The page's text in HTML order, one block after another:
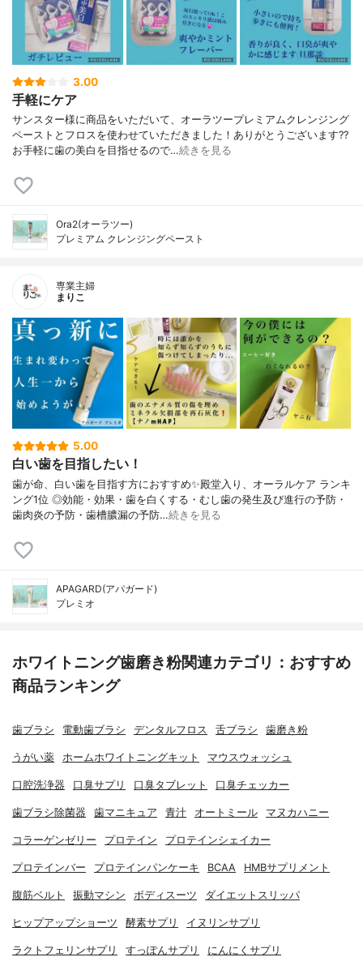
3.00
手軽にケア
サンスター様に商品をいただいて、オーラツープレミアムクレンジング
ペーストとフロスを使わせていただきました！ありがとうございます??
お手軽に歯の美白を目指せるので…続きを見る
Ora2(オーラツー)
プレミアム クレンジングペースト
専業主婦
まりこ
5.00
白い歯を目指したい！
歯が命、白い歯を目指す方におすすめ✨殿堂入り、オーラルケア ランキ
ング1位 ◎効能・効果・歯を白くする・むし歯の発生及び進行の予防・
歯肉炎の予防・歯槽膿漏の予防…続きを見る
APAGARD(アパガード)
プレミオ
ホワイトニング歯磨き粉関連カテゴリ：おすすめ
商品ランキング
歯ブラシ 電動歯ブラシ デンタルフロス 舌ブラシ 歯磨き粉
うがい薬 ホームホワイトニングキット マウスウォッシュ
口腔洗浄器 口臭サプリ 口臭タブレット 口臭チェッカー
歯ブラシ除菌器 歯マニキュア 青汁 オートミール マヌカハニー
コラーゲンゼリー プロテイン プロテインシェイカー
プロテインバー プロテインパンケーキ BCAA HMBサプリメント
腹筋ベルト 振動マシン ボディスーツ ダイエットスリッパ
ヒップアップショーツ 酵素サプリ イヌリンサプリ
ラクトフェリンサプリ すっぽんサプリ にんにくサプリ